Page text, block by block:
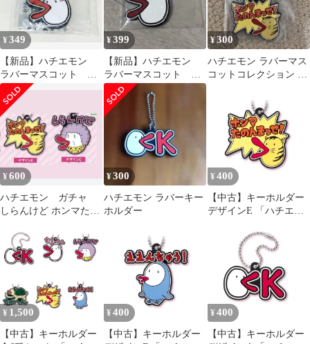
¥349
【新品】ハチエモン
ラバーマスコット コ
レクション すっきや
ねん
¥399
【新品】ハチエモン
ラバーマスコット コ
レクション すっきや
ねん
¥300
ハチエモン ラバーマス
コットコレクション ガ
¥600
ハチエモン ガチャ
しらんけど ホンマたの
¥300
ハチエモン ラバーキー
ホルダー
¥ 400
【中古】キーホルダー
デザインE 「ハチエモ
レクション」
¥ 1,500
【中古】キーホルダー
¥ 400
【中古】キーホルダー
¥ 400
【中古】キーホルダー